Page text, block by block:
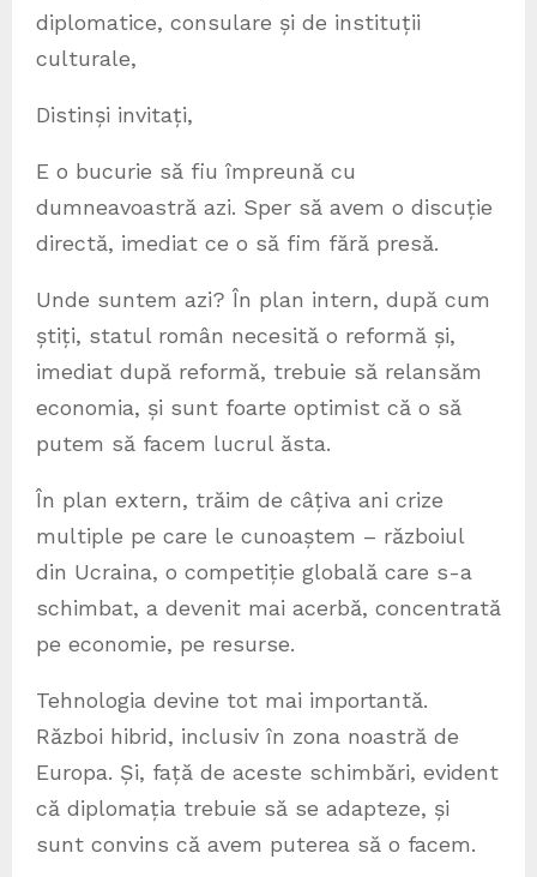
diplomatice, consulare și de instituții
culturale,
Distinși invitați,
E o bucurie să fiu împreună cu
dumneavoastră azi. Sper să avem o discuție
directă, imediat ce o să fim fără presă.
Unde suntem azi? În plan intern, după cum
știți, statul român necesită o reformă și,
imediat după reformă, trebuie să relansăm
economia, și sunt foarte optimist că o să
putem să facem lucrul ăsta.
În plan extern, trăim de câțiva ani crize
multiple pe care le cunoaștem – războiul
din Ucraina, o competiție globală care s-a
schimbat, a devenit mai acerbă, concentrată
pe economie, pe resurse.
Tehnologia devine tot mai importantă.
Război hibrid, inclusiv în zona noastră de
Europa. Și, față de aceste schimbări, evident
că diplomația trebuie să se adapteze, și
sunt convins că avem puterea să o facem.